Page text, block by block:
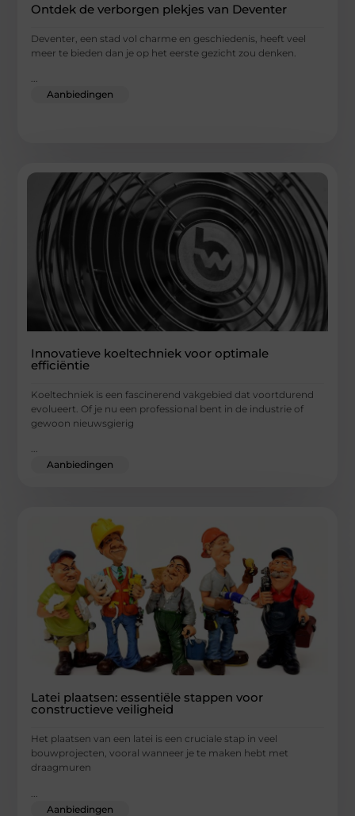
Ontdek de verborgen plekjes van Deventer
Deventer, een stad vol charme en geschiedenis, heeft veel
meer te bieden dan je op het eerste gezicht zou denken.
...
Aanbiedingen
Innovatieve koeltechniek voor optimale
efficiëntie
Koeltechniek is een fascinerend vakgebied dat voortdurend
evolueert. Of je nu een professional bent in de industrie of
gewoon nieuwsgierig
...
Aanbiedingen
Latei plaatsen: essentiële stappen voor
constructieve veiligheid
Het plaatsen van een latei is een cruciale stap in veel
bouwprojecten, vooral wanneer je te maken hebt met
draagmuren
Aanbiedingen